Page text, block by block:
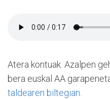
Atera kontuak. Azalpen
bera euskal AA
taldearen biltegian.